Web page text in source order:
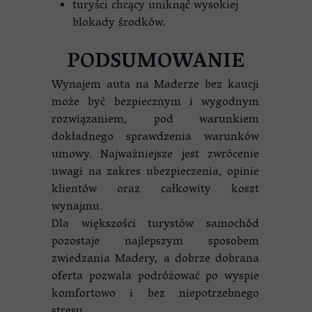
turyści chcący uniknąć wysokiej
blokady środków.
PODSUMOWANIE
Wynajem auta na Maderze bez kaucji
może być bezpiecznym i wygodnym
rozwiązaniem, pod warunkiem
dokładnego sprawdzenia warunków
umowy. Najważniejsze jest zwrócenie
uwagi na zakres ubezpieczenia, opinie
klientów oraz całkowity koszt
wynajmu.
Dla większości turystów samochód
pozostaje najlepszym sposobem
zwiedzania Madery, a dobrze dobrana
oferta pozwala podróżować po wyspie
komfortowo i bez niepotrzebnego